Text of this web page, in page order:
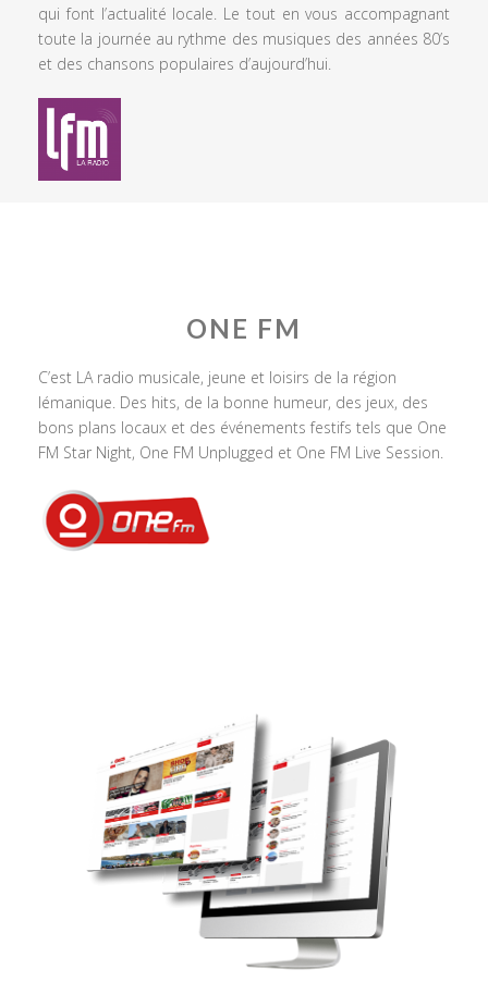
qui font l’actualité locale. Le tout en vous accompagnant
toute la journée au rythme des musiques des années 80’s
et des chansons populaires d’aujourd’hui.
ONE FM
C’est LA radio musicale, jeune et loisirs de la région
lémanique. Des hits, de la bonne humeur, des jeux, des
bons plans locaux et des événements festifs tels que One
FM Star Night, One FM Unplugged et One FM Live Session.